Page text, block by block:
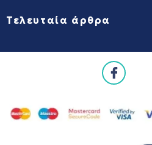
Τελευταία άρθρα